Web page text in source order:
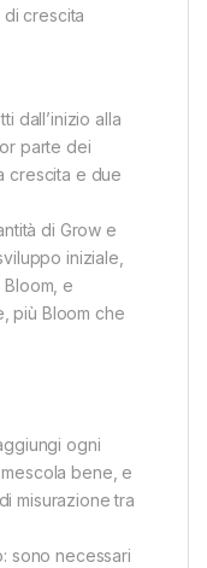
crescita
dall’inizio alla
parte dei
crescita e due
di Grow e
iniziale,
e
più Bloom che
ogni
bene, e
misurazione tra
sono necessari